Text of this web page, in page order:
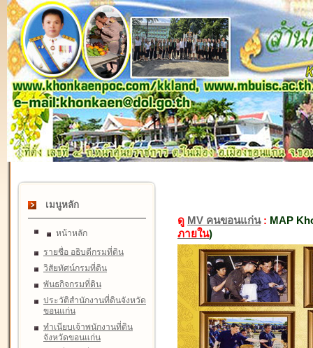
เมนูหลัก
หน้าหลัก
รายชื่อ อธิบดีกรมที่ดิน
วิสัยทัศน์กรมที่ดิน
พันธกิจกรมที่ดิน
ประวัติสำนักงานที่ดินจังหวัด
ขอนแก่น
ทำเนียบเจ้าพนักงานที่ดิน
จังหวัดขอนแก่น
ดู MV คนขอนแก่น: MAP
ภายใน)